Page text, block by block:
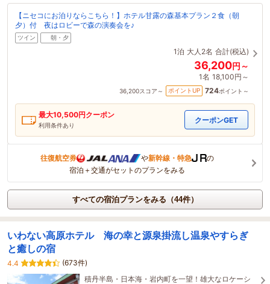
【ニセコにお泊りならこちら！】ホテル甘露の森基本プラン２食（朝
夕）付 夜はロビーで森の演奏会を♪
ツイン 朝・夕
1泊 大人2名 合計(税込)
36,200円～
1名 18,100円～
36,200スコア～ ポイントUP 724ポイント～
最大10,500円クーポン
利用条件あり
クーポンGET
往復航空券 や新幹線・特急
の
宿泊＋交通がセットのプランをみる
すべての宿泊プランをみる（44件）
いわない高原ホテル 海の幸と源泉掛流し温泉やすらぎ
と癒しの宿
4.4
(673件)
積丹半島・日本海・岩内町を一望！雄大なロケーシ